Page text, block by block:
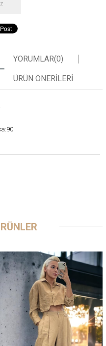
YORUMLAR(0)
ÜRÜN ÖNERILERI